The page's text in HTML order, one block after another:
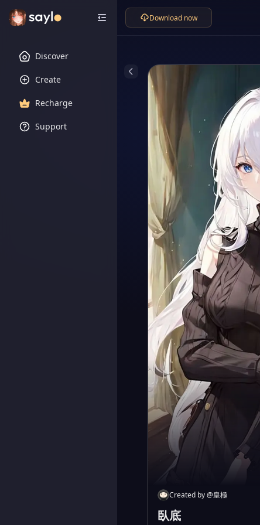
Discover
Create
Recharge
Support
Download now
Created by@皇極
臥底